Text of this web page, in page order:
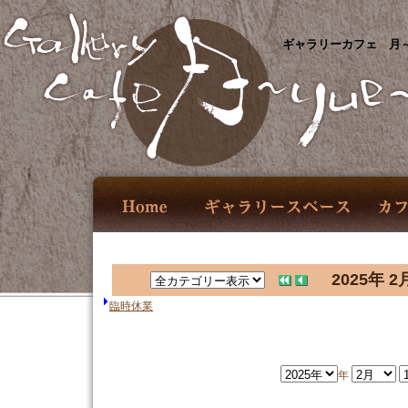
ギャラリーカフェ 月
2025年 2
臨時休業
年